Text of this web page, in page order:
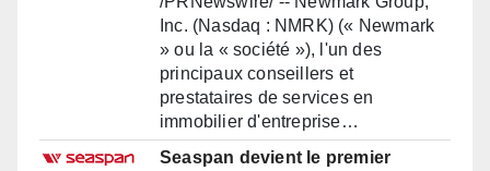
Inc. (Nasdaq : NMRK) (« Newmark
» ou la « société »), l'un des
principaux conseillers et
prestataires de services en
immobilier d'entreprise…
Seaspan devient le premier